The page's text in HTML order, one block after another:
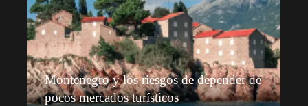
Montenegro y los riesgos de depender de
pocos mercados turísticos